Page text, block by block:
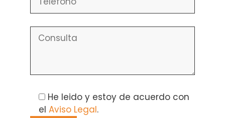
He leido y estoy de acuerdo con
el Aviso Legal.